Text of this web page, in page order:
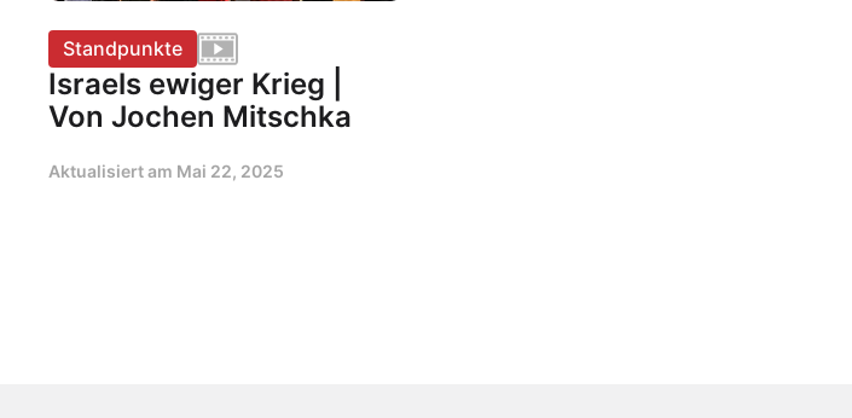
Standpunkte
Israels ewiger Krieg |
Von Jochen Mitschka
Aktualisiert am Mai 22, 2025